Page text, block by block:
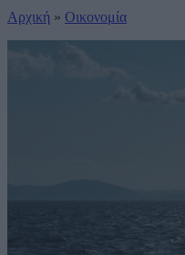
Αρχική » Οικονομία